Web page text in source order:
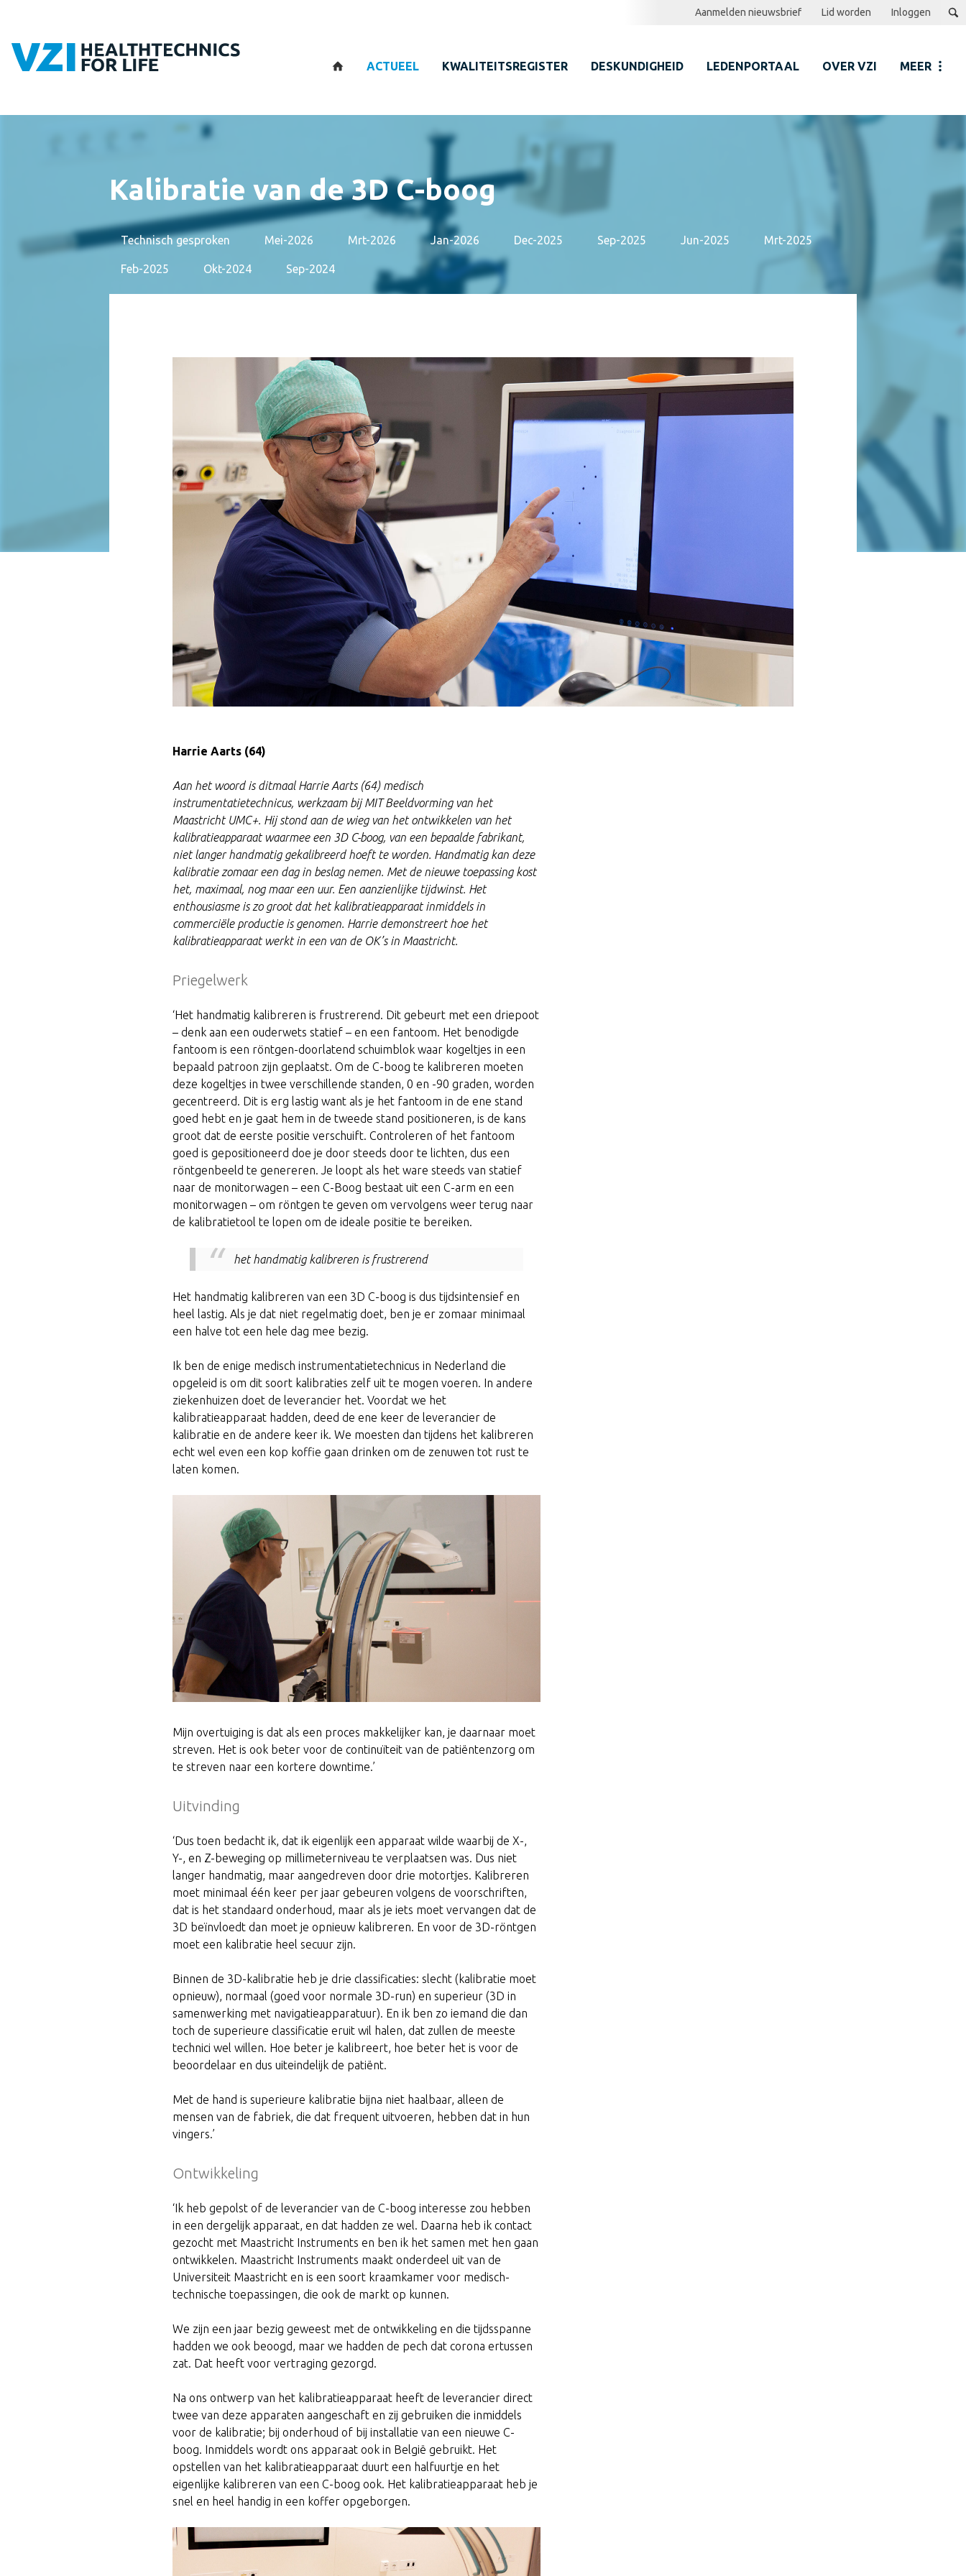
ACTUEEL KWALITEITSREGISTER DESKUNDIGHEID LEDENPORTAAL OVER VZI MEER
Aanmelden nieuwsbrief Lid worden Inloggen
Kalibratie van de 3D C-boog
Technisch gesproken Mei-2026 Mrt-2026 Jan-2026 Dec-2025 Sep-2025 Jun-2025 Mrt-2025
Feb-2025 Okt-2024 Sep-2024
Harrie Aarts (64)
Aan het woord is ditmaal Harrie Aarts (64) medisch
instrumentatietechnicus, werkzaam bij MIT Beeldvorming van het
Maastricht UMC+. Hij stond aan de wieg van het ontwikkelen van het
kalibratieapparaat waarmee een 3D C-boog, van een bepaalde fabrikant,
niet langer handmatig gekalibreerd hoeft te worden. Handmatig kan deze
kalibratie zomaar een dag in beslag nemen. Met de nieuwe toepassing kost
het, maximaal, nog maar een uur. Een aanzienlijke tijdwinst. Het
enthousiasme is zo groot dat het kalibratieapparaat inmiddels in
commerciële productie is genomen. Harrie demonstreert hoe het
kalibratieapparaat werkt in een van de OK’s in Maastricht.
Priegelwerk
‘Het handmatig kalibreren is frustrerend. Dit gebeurt met een driepoot
– denk aan een ouderwets statief – en een fantoom. Het benodigde
fantoom is een röntgen-doorlatend schuimblok waar kogeltjes in een
bepaald patroon zijn geplaatst. Om de C-boog te kalibreren moeten
deze kogeltjes in twee verschillende standen, 0 en -90 graden, worden
gecentreerd. Dit is erg lastig want als je het fantoom in de ene stand
goed hebt en je gaat hem in de tweede stand positioneren, is de kans
groot dat de eerste positie verschuift. Controleren of het fantoom
goed is gepositioneerd doe je door steeds door te lichten, dus een
röntgenbeeld te genereren. Je loopt als het ware steeds van statief
naar de monitorwagen – een C-Boog bestaat uit een C-arm en een
monitorwagen – om röntgen te geven om vervolgens weer terug naar
de kalibratietool te lopen om de ideale positie te bereiken.
het handmatig kalibreren is frustrerend
Het handmatig kalibreren van een 3D C-boog is dus tijdsintensief en
heel lastig. Als je dat niet regelmatig doet, ben je er zomaar minimaal
een halve tot een hele dag mee bezig.
Ik ben de enige medisch instrumentatietechnicus in Nederland die
opgeleid is om dit soort kalibraties zelf uit te mogen voeren. In andere
ziekenhuizen doet de leverancier het. Voordat we het
kalibratieapparaat hadden, deed de ene keer de leverancier de
kalibratie en de andere keer ik. We moesten dan tijdens het kalibreren
echt wel even een kop koffie gaan drinken om de zenuwen tot rust te
laten komen.
Mijn overtuiging is dat als een proces makkelijker kan, je daarnaar moet
streven. Het is ook beter voor de continuïteit van de patiëntenzorg om
te streven naar een kortere downtime.’
Uitvinding
‘Dus toen bedacht ik, dat ik eigenlijk een apparaat wilde waarbij de X-,
Y-, en Z-beweging op millimeterniveau te verplaatsen was. Dus niet
langer handmatig, maar aangedreven door drie motortjes. Kalibreren
moet minimaal één keer per jaar gebeuren volgens de voorschriften,
dat is het standaard onderhoud, maar als je iets moet vervangen dat de
3D beïnvloedt dan moet je opnieuw kalibreren. En voor de 3D-röntgen
moet een kalibratie heel secuur zijn.
Binnen de 3D-kalibratie heb je drie classificaties: slecht (kalibratie moet
opnieuw), normaal (goed voor normale 3D-run) en superieur (3D in
samenwerking met navigatieapparatuur). En ik ben zo iemand die dan
toch de superieure classificatie eruit wil halen, dat zullen de meeste
technici wel willen. Hoe beter je kalibreert, hoe beter het is voor de
beoordelaar en dus uiteindelijk de patiënt.
Met de hand is superieure kalibratie bijna niet haalbaar, alleen de
mensen van de fabriek, die dat frequent uitvoeren, hebben dat in hun
vingers.’
Ontwikkeling
‘Ik heb gepolst of de leverancier van de C-boog interesse zou hebben
in een dergelijk apparaat, en dat hadden ze wel. Daarna heb ik contact
gezocht met Maastricht Instruments en ben ik het samen met hen gaan
ontwikkelen. Maastricht Instruments maakt onderdeel uit van de
Universiteit Maastricht en is een soort kraamkamer voor medisch-
technische toepassingen, die ook de markt op kunnen.
We zijn een jaar bezig geweest met de ontwikkeling en die tijdsspanne
hadden we ook beoogd, maar we hadden de pech dat corona ertussen
zat. Dat heeft voor vertraging gezorgd.
Na ons ontwerp van het kalibratieapparaat heeft de leverancier direct
twee van deze apparaten aangeschaft en zij gebruiken die inmiddels
voor de kalibratie; bij onderhoud of bij installatie van een nieuwe C-
boog. Inmiddels wordt ons apparaat ook in België gebruikt. Het
opstellen van het kalibratieapparaat duurt een halfuurtje en het
eigenlijke kalibreren van een C-boog ook. Het kalibratieapparaat heb je
snel en heel handig in een koffer opgeborgen.